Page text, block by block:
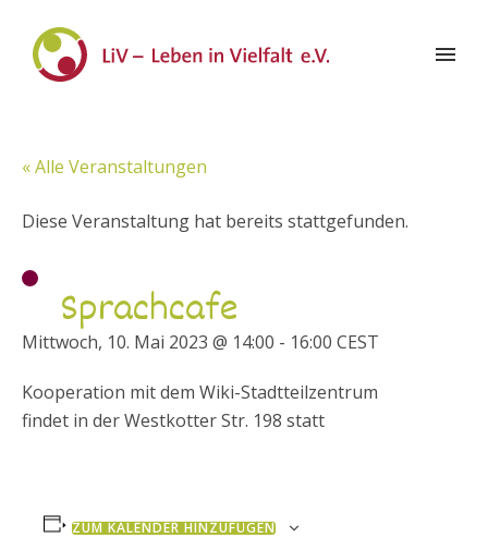
« Alle Veranstaltungen
Diese Veranstaltung hat bereits stattgefunden.
Sprachcafe
Mittwoch, 10. Mai 2023 @ 14:00 - 16:00 CEST
Kooperation mit dem Wiki-Stadtteilzentrum
findet in der Westkotter Str. 198 statt
ZUM KALENDER HINZUFÜGEN